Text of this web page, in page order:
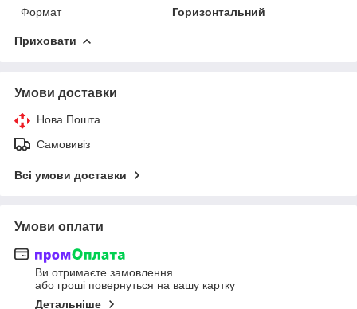
Формат
Горизонтальний
Приховати
Умови доставки
Нова Пошта
Самовивіз
Всі умови доставки
Умови оплати
Ви отримаєте замовлення
або гроші повернуться на вашу картку
Детальніше